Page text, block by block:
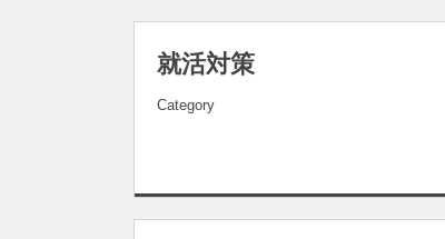
就活対策
Category